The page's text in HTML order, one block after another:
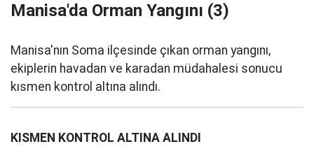
Manisa'da Orman Yangını (3)
Manisa'nın Soma ilçesinde çıkan orman yangını,
ekiplerin havadan ve karadan müdahalesi sonucu
kısmen kontrol altına alındı.
KISMEN KONTROL ALTINA ALINDI